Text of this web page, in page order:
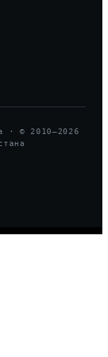
· © 2010—2026